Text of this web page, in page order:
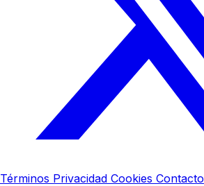
Términos Privacidad Cookies Contacto